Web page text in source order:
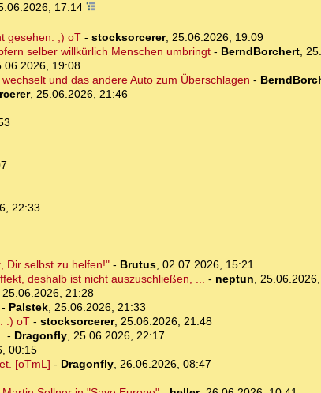
17:14
gesehen. ;) oT- stocksorcerer, 25.06.2026, 19:09
selber willkürlich Menschen umbringt- BerndBorchert,
19:08
und das andere Auto zum Überschlagen -
, 25.06.2026, 21:46
22:33
Dir selbst zu helfen!"- Brutus, 02.07.2026, 15:21
deshalb ist nicht auszuschließen, ... - neptun,
25.06.2026, 21:28
- Palstek, 25.06.2026, 21:33
:) oT- stocksorcerer, 25.06.2026, 21:48
- Dragonfly, 25.06.2026, 22:17
00:15
[oTmL] - Dragonfly, 26.06.2026, 08:47